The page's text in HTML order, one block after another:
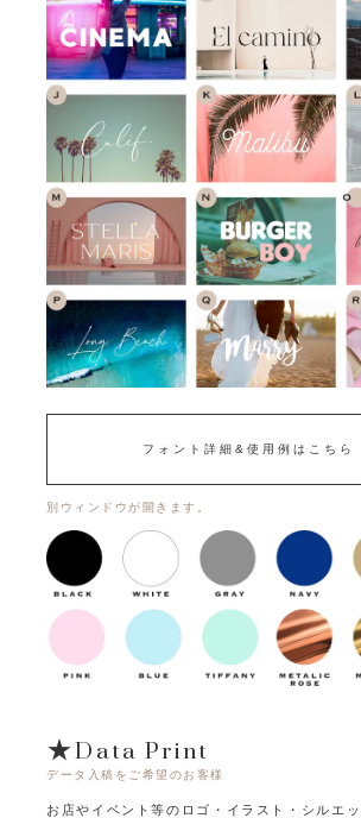
フォント詳細&使用例はこちら
別ウィンドウが開きます。
★Data Print
データ入稿をご希望のお客様
お店やイベント等のロゴ・イラスト・シルエ